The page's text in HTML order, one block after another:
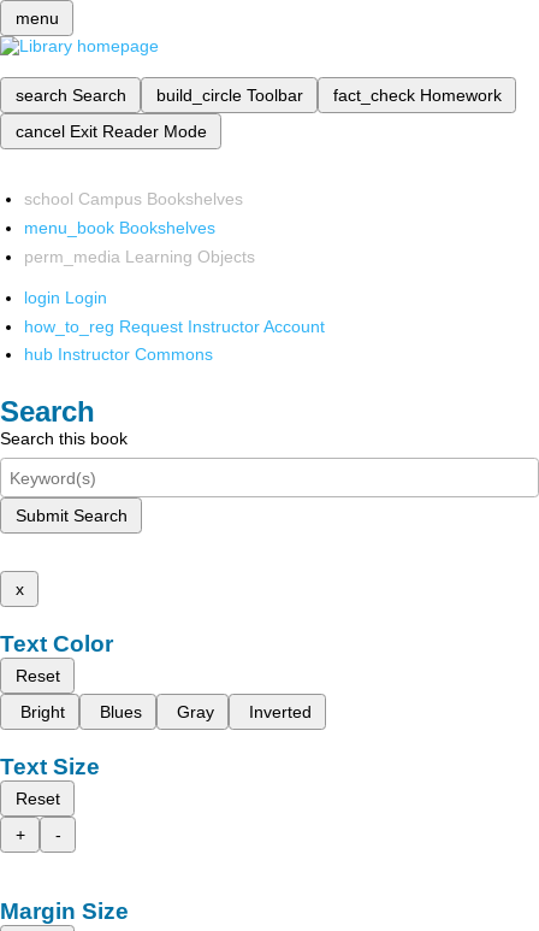
menu
search Search build_circle Toolbar fact_check Homework
cancel Exit Reader Mode
school Campus Bookshelves
menu_book Bookshelves
perm_media Learning Objects
login Login
how_to_reg Request Instructor Account
hub Instructor Commons
Search
Search this book
Submit Search
x
Text Color
Reset
Bright
Blues Gray Inverted
Text Size
Reset
+
-
Margin Size